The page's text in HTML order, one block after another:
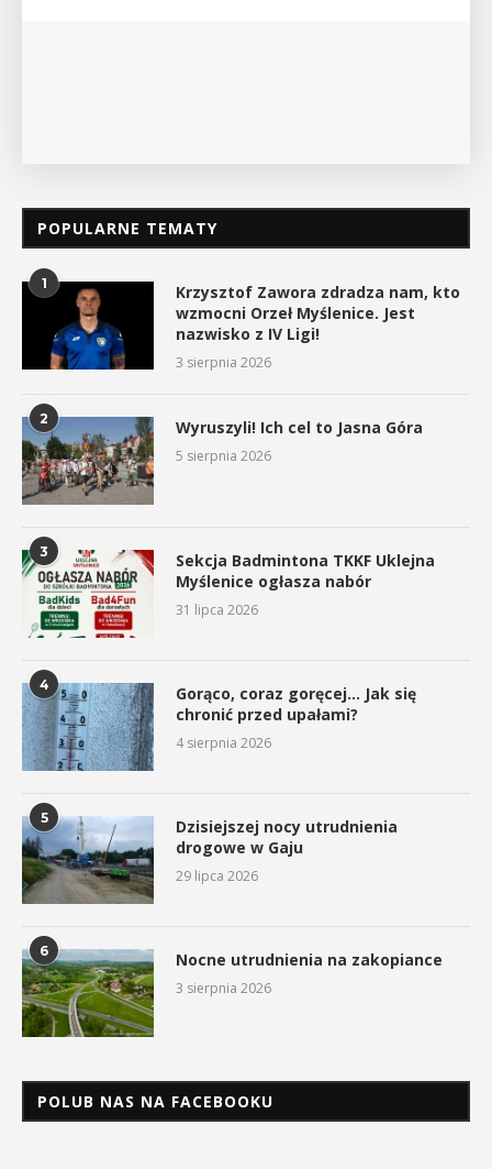
POPULARNE TEMATY
1
Krzysztof Zawora zdradza nam, kto
wzmocni Orzeł Myślenice. Jest
nazwisko z IV Ligi!
3 sierpnia 2026
2 Wyruszyli! Ich cel to Jasna Góra
5 sierpnia 2026
3
Sekcja Badmintona TKKF Uklejna
Myślenice ogłasza nabór
31 lipca 2026
4
Gorąco, coraz goręcej… Jak się
chronić przed upałami?
4 sierpnia 2026
5
Dzisiejszej nocy utrudnienia
drogowe w Gaju
29 lipca 2026
6 Nocne utrudnienia na zakopiance
3 sierpnia 2026
POLUB NAS NA FACEBOOKU